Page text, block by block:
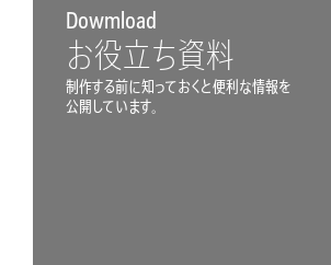
Dowmload
お役立ち資料
制作する前に知っておくと便利な情報を
公開しています。